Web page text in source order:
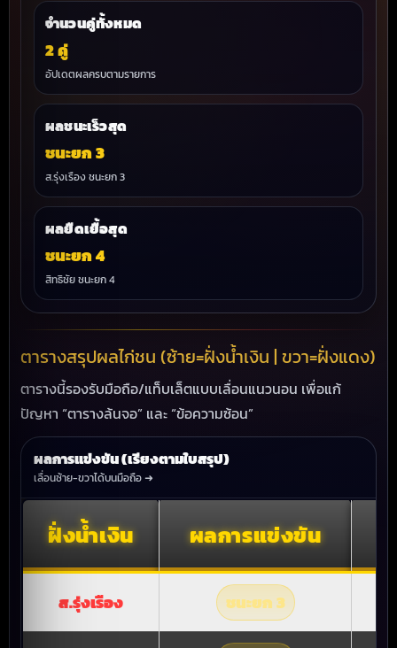
จำนวนคู่ทั้งหมด
2 คู่
อัปเดตผลครบตามรายการ
ผลชนะเร็วสุด
ชนะยก 3
ส.รุ่งเรือง ชนะยก 3
ผลยืดเยื้อสุด
ชนะยก 4
สิทธิชัย ชนะยก 4
ตารางสรุปผลไก่ชน (ซ้าย=ฝั่งน้ำเงิน | ขวา=ฝั่งแดง)
ตารางนี้รองรับมือถือ/แท็บเล็ตแบบเลื่อนแนวนอน เพื่อแก้
ปัญหา “ตารางล้นจอ” และ “ข้อความซ้อน”
ผลการแข่งขัน (เรียงตามใบสรุป)
เลื่อนซ้าย-ขวาได้บนมือถือ ➜
ฝั่งน้ำเงิน ผลการแข่งขัน
ส.รุ่งเรือง ชนะยก 3